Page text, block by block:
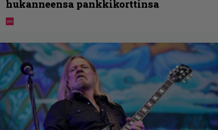
hukanneensa pankkikorttinsa